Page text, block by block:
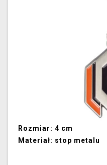
Rozmiar: 4 cm
Materiał: stop metalu